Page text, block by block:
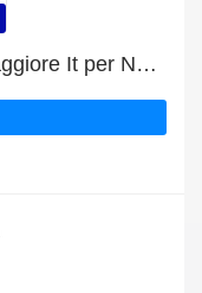
Acquista ora e risparmia su Maggiore It per Natale